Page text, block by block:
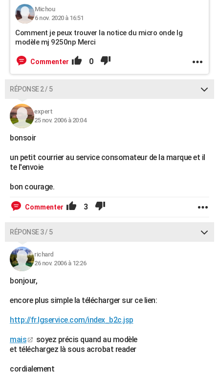
Michou
6 nov. 2020 à 16:51
Comment je peux trouver la notice du micro onde lg
modèle mj 9250np Merci
Commenter 0
RÉPONSE 2 / 5
expert
25 nov. 2006 à 20:04
bonsoir
un petit courrier au service consomateur de la marque et il
te l'envoie
bon courage.
Commenter 3
RÉPONSE 3 / 5
richard
26 nov. 2006 à 12:26
bonjour,
encore plus simple la télécharger sur ce lien:
http://fr.lgservice.com/index_b2c.jsp
mais
soyez précis quand au modèle
et téléchargez là sous acrobat reader
cordialement